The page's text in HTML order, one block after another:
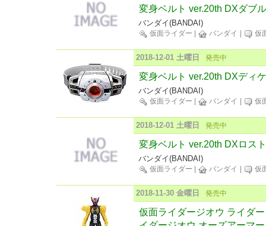
変身ベルト ver.20th DXダブ
バンダイ(BANDAI)
仮面ライダー バンダイ 仮
2018-12-01 土曜日 発売中
変身ベルト ver.20th DXディ
バンダイ(BANDAI)
仮面ライダー バンダイ 仮
2018-12-01 土曜日 発売中
変身ベルト ver.20th DXロス
バンダイ(BANDAI)
仮面ライダー バンダイ 仮
2018-11-30 金曜日 発売中
仮面ライダージオウ ライダ